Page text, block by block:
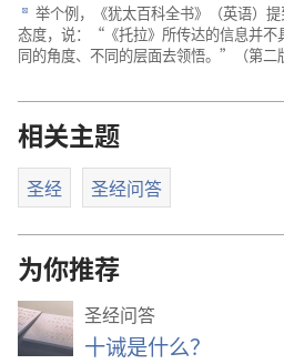
d 举个例，《犹太百科全书》（英语）
态度，说：“《托拉》所传达的信息并不
同的角度、不同的层面去领悟。”（第二
相关主题
圣经 圣经问答
为你推荐
圣经问答
十诫是什么？